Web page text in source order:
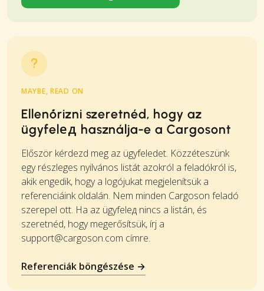
MAYBE, READ ON
Ellenőrizni szeretnéd, hogy az
ügyfelед használja-e a Cargosont
Először kérdezd meg az ügyfeledet. Közzéteszünk
egy részleges nyilvános listát azokról a feladókról is,
akik engedik, hogy a logójukat megjelenítsük a
referenciáink oldalán. Nem minden Cargoson feladó
szerepel ott. Ha az ügyfelед nincs a listán, és
szeretnéd, hogy megerősítsük, írj a
support@cargoson.com címre.
Referenciák böngészése →